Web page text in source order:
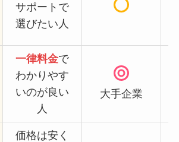
サポートで
選びたい人
一律料金で
わかりやす
いのが良い
人
大手企業
価格は安く